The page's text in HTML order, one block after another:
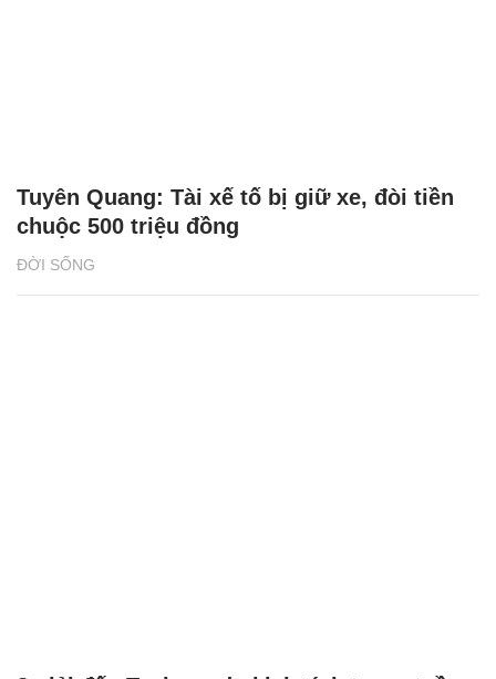
ĐỜI SỐNG
Tuyên Quang: Tài xế tố bị giữ xe, đòi tiền
chuộc 500 triệu đồng